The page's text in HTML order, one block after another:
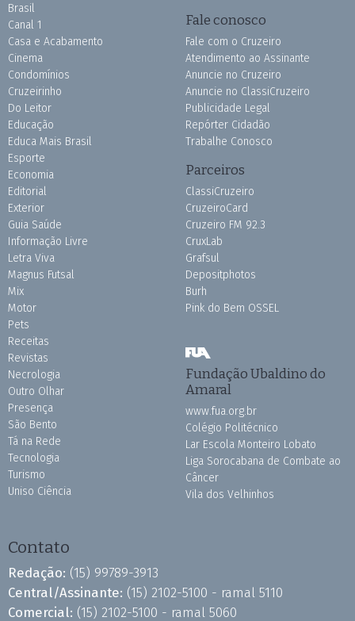
Brasil
Canal 1
Casa e Acabamento
Cinema
Condomínios
Cruzeirinho
Do Leitor
Educação
Educa Mais Brasil
Esporte
Economia
Editorial
Exterior
Guia Saúde
Informação Livre
Letra Viva
Magnus Futsal
Mix
Motor
Pets
Receitas
Revistas
Necrologia
Outro Olhar
Presença
São Bento
Tá na Rede
Tecnologia
Turismo
Uniso Ciência
Fale conosco
Fale com o Cruzeiro
Atendimento ao Assinante
Anuncie no Cruzeiro
Anuncie no ClassiCruzeiro
Publicidade Legal
Repórter Cidadão
Trabalhe Conosco
Parceiros
ClassiCruzeiro
CruzeiroCard
Cruzeiro FM 92.3
CruxLab
Grafsul
Depositphotos
Burh
Pink do Bem OSSEL
Fundação Ubaldino do
Amaral
www.fua.org.br
Colégio Politécnico
Lar Escola Monteiro Lobato
Liga Sorocabana de Combate ao
Câncer
Vila dos Velhinhos
Contato
Redação: (15) 99789-3913
Central/Assinante: (15) 2102-5100 - ramal 5110
Comercial: (15) 2102-5100 - ramal 5060